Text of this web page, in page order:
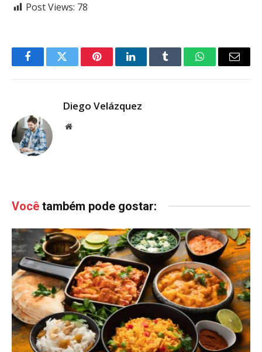
Post Views: 78
FacebookTwitter PinterestLinkedInTumblr WhatsAppEmail
Diego Velázquez
Website
Você também pode gostar: